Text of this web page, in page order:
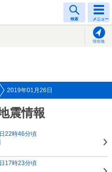
検索 メニュー
現在地
2019年01月26日
震情報
22時46分頃
17時23分頃